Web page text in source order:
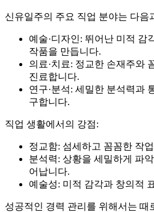
신유일주의 주요 직업 분야는 다음
예술·디자인: 뛰어난 미적 감
작품을 만듭니다.
의료·치료: 정교한 손재주와
진료합니다.
연구·분석: 세밀한 분석력과
구합니다.
직업 생활에서의 강점:
정교함: 섬세하고 꼼꼼한 작
분석력: 상황을 세밀하게 파
어납니다.
예술성: 미적 감각과 창의적
성공적인 경력 관리를 위해서는 때